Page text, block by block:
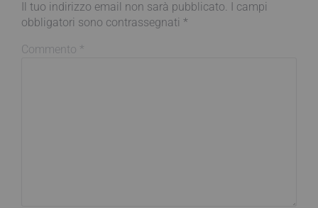
Il tuo indirizzo email non sarà pubblicato. I campi
obbligatori sono contrassegnati *
Commento *